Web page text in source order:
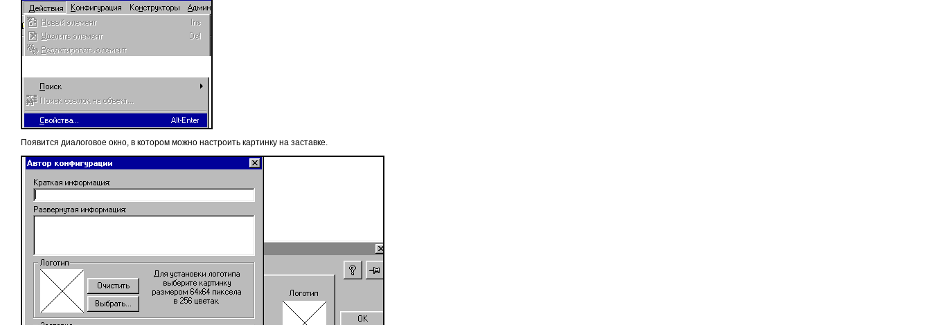
Появится диалоговое окно, в котором можно настроить картинку на заставке.